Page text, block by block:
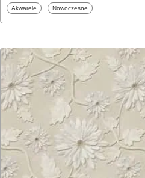
Fototapety
Akwarele Fototapety
Nowoczesne